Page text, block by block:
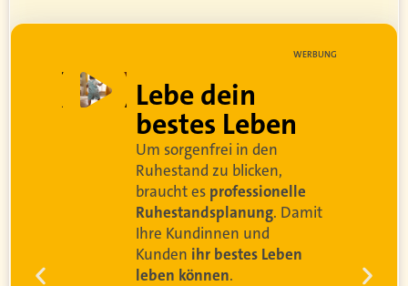
WERBUNG
Lebe dein
bestes Leben
Um sorgenfrei in den
Ruhestand zu blicken,
braucht es professionelle
Ruhestandsplanung. Damit
Ihre Kundinnen und
Kunden ihr bestes Leben
leben können.